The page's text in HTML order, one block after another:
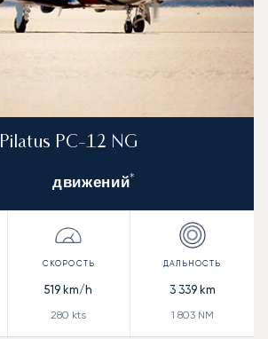
Pilatus PC-12 NG
движений*
519 km/h
280 kts
3 339km
1 803NM